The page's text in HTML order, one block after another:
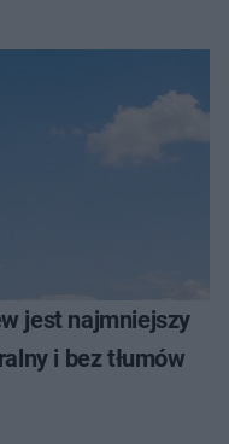
jest najmniejszy
i bez tłumów